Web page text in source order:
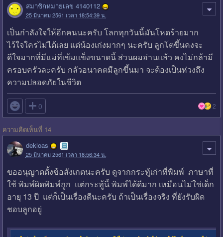
สมาชิกหมายเลข 4140112
25 มีนาคม 2561 เวลา 18:54:39 น.
เป็นกำลังใจให้อีกคนนะครับ โลกทุกวันนี้มันโหดร้ายมาก
ไว้ใจใครไม่ได้เลย แต่น้องเก่งมากๆ นะครับ ลูกโตขึ้นคงจะ
ดีใจมากที่มีแม่ที่เข้มแข็งขนาดนี้ ส่วนผมอ่านแล้ว คงไม่กล้ามี
ครอบครัวละครับ กลัวอนาคตมีลูกขึ้นมา จะต้องเป็นห่วงถึง
ความปลอดภัยในชีวิต
 0 2
ความคิดเห็นที่ 14
dekloas
25 มีนาคม 2561 เวลา 18:56:34 น.
ขออนุญาตตั้งข้อสังเกตนะครับ ดูจากกระทู้เก่าที่พิมพ์ ภาษาที่
ใช้ พิมพ์ผิดพิมพ์ถูก แต่กระทู้นี้ พิมพ์ได้ดีมาก เหมือนไม่ใช่เด็ก
อายุ 13 ปี แต่ก็เป็นเรื่องดีนะครับ ถ้าเป็นเรื่องจริง ที่ยังรับผิด
ชอบลูกอยู่